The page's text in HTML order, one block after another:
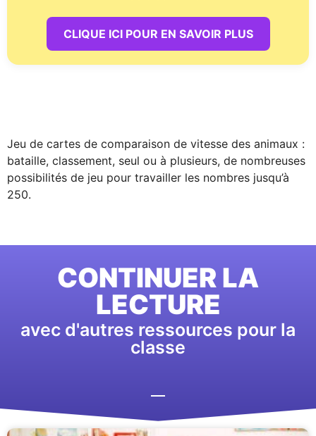
CLIQUE ICI POUR EN SAVOIR PLUS
Jeu de cartes de comparaison de vitesse des animaux :
bataille, classement, seul ou à plusieurs, de nombreuses
possibilités de jeu pour travailler les nombres jusqu’à
250.
CONTINUER LA
LECTURE
avec d'autres ressources pour la
classe